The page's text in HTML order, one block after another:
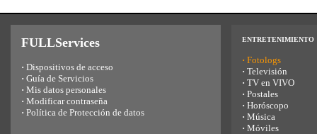
FULLServices
· Dispositivos de acceso
· Guía de Servicios
· Mis datos personales
· Modificar contraseña
· Política de Protección de datos
ENTRETENIMIENTO
· Fotologs
· Televisión
· TV en VIVO
· Postales
· Horóscopo
· Música
· Móviles